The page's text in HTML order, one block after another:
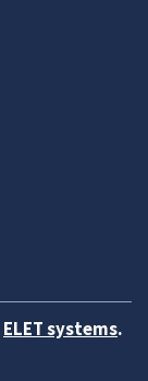
ELET systems.